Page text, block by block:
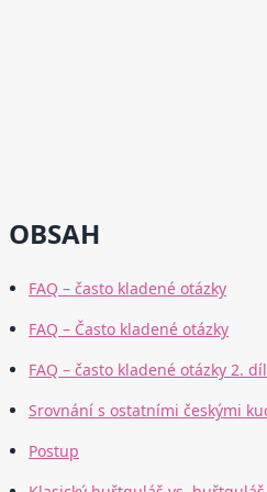
OBSAH
FAQ – často kladené otázky
FAQ – Často kladené otázky
FAQ – často kladené otázky 2. díl
Srovnání s ostatními českými
Postup